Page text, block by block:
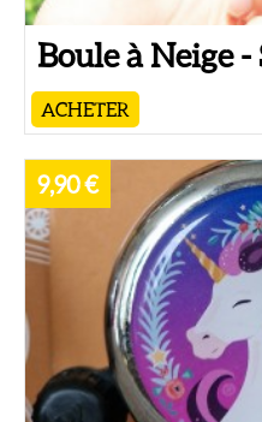
Boule à Neige -
ACHETER
9,90 €